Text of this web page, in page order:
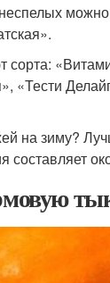
сорта:
«Тести
на зиму?
составляет